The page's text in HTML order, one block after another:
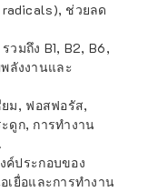
ช่วยลด
วมถึง B1, B2, B6,
ลังงานและ
ม, ฟอสฟอรัส,
ดูก, การทำงาน
ค์ประกอบของ
ยื่อและการทำงาน